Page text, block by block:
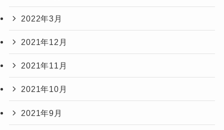
2022年3月
2021年12月
2021年11月
2021年10月
2021年9月